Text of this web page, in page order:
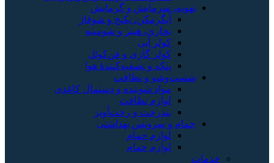
تهویه، سرمایش و گرمایش
آبگرمکن، پکیج و شوفاژ
بخاری، هیتر و شومینه
کولر آبی
کولر گازی و فن‌کوئل
پنکه و تصفیه‌کنندهٔ هوا
شست‌وشو و نظافت
مواد شوینده و دستمال کاغذی
لوازم نظافت
بندرخت و رخت‌آویز
حمام و سرویس بهداشتی
لوازم حمام
لوازم حمام
خدمات